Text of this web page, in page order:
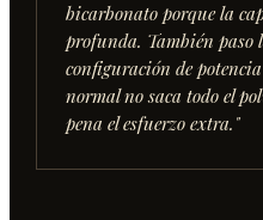
bicarbonato porque la
profunda. También paso
configuración de
normal no saca todo el
pena el esfuerzo extra. "